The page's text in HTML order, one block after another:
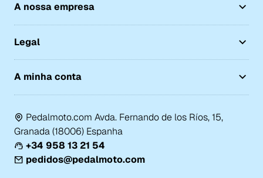
A nossa empresa
Legal
A minha conta
Pedalmoto.com Avda. Fernando de los Ríos, 15,
Granada (18006) Espanha
+34 958 13 21 54
pedidos@pedalmoto.com